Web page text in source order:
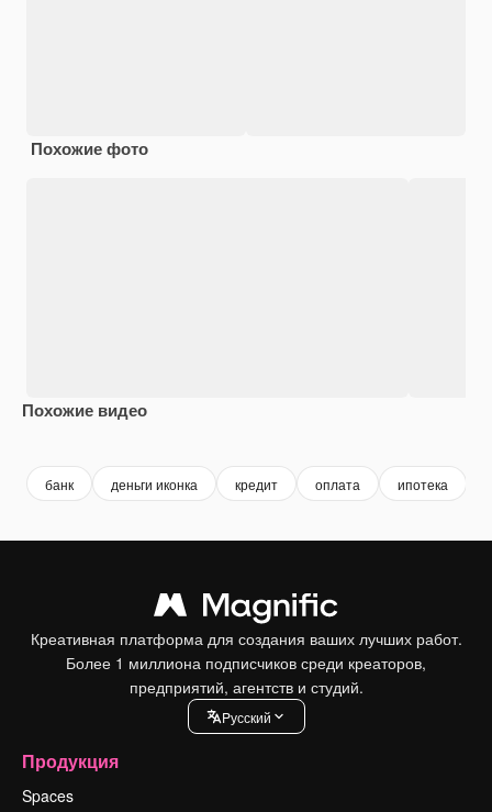
Похожие фото
Похожие видео
банк деньги иконка кредит оплата ипотека
Креативная платформа для создания ваших лучших работ.
Более 1 миллиона подписчиков среди креаторов,
предприятий, агентств и студий.
Pусский
Продукция
Spaces